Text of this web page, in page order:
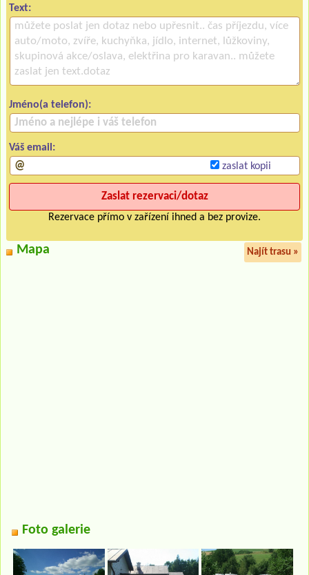
Text:
Jméno(a telefon):
Váš email:
zaslat kopii
Rezervace přímo v zařízení ihned a bez provize.
Mapa Najít trasu »
Foto galerie